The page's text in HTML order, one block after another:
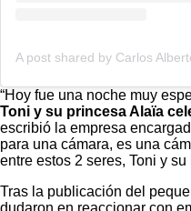
“Hoy fue una noche muy
Toni y su princesa Alaïa
escribió la empresa
para una cámara, es una
entre estos 2 seres, Toni y su
Tras la publicación del